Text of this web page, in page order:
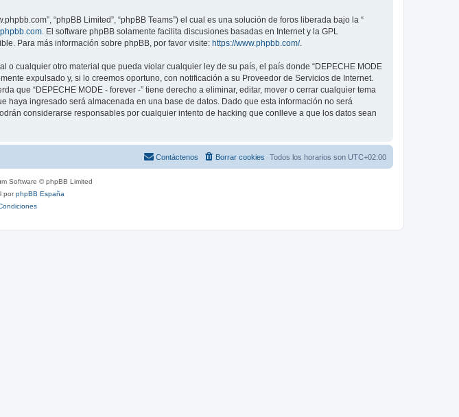
“phpBB Limited”, “phpBB Teams”) el cual es una solución de foros liberada bajo la “
. El software phpBB solamente facilita discusiones basadas en Internet y la GPL
Para más información sobre phpBB, por favor visite: https://www.phpbb.com/.
cualquier otro material que pueda violar cualquier ley de su país, el país donde “DEPECHE MODE
expulsado y, si lo creemos oportuno, con notificación a su Proveedor de Servicios de Internet.
que “DEPECHE MODE - forever -” tiene derecho a eliminar, editar, mover o cerrar cualquier tema
ingresado será almacenada en una base de datos. Dado que esta información no será
considerarse responsables por cualquier intento de hacking que conlleve a que los datos sean
Todos los horarios son UTC+02:00
Borrar cookies
Contáctenos
Software © phpBB Limited
porphpBB España